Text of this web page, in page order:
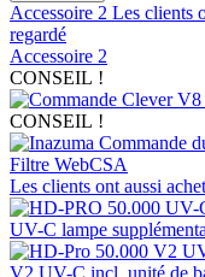
Accessoire 2 Les clients
regardé
Accessoire 2
CONSEIL !
CONSEIL !
Filtre WebCSA
Les clients ont aussi
UV-C lampe
V2 UV-C incl. unité de